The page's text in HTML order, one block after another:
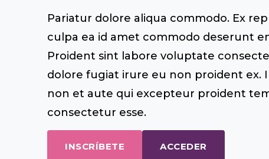
Pariatur dolore aliqua commodo. Ex
culpa ea id amet commodo deserunt
Proident sint labore voluptate
dolore fugiat irure eu non proident ex.
non et aute qui excepteur proident
consectetur esse.
INSCRÍBETE ACCEDER